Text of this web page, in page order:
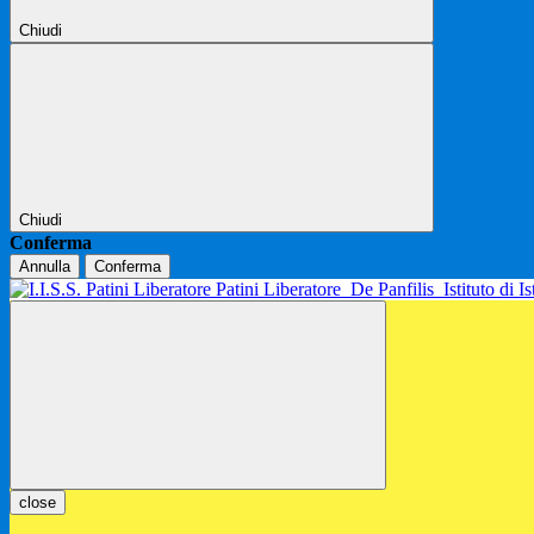
Chiudi
Chiudi
Conferma
Annulla Conferma
Patini Liberatore De Panfilis Istituto di
close